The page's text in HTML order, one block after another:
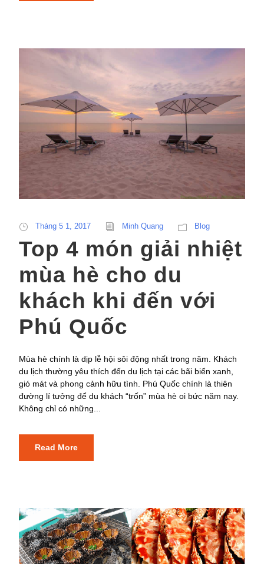
Tháng 5 1, 2017 Minh Quang Blog
Top 4 món giải nhiệt
mùa hè cho du
khách khi đến với
Phú Quốc
Mùa hè chính là dịp lễ hội sôi động nhất trong năm. Khách
du lịch thường yêu thích đến du lịch tại các bãi biển xanh,
gió mát và phong cảnh hữu tình. Phú Quốc chính là thiên
đường lí tưởng để du khách “trốn” mùa hè oi bức năm nay.
Không chỉ có những...
Read More